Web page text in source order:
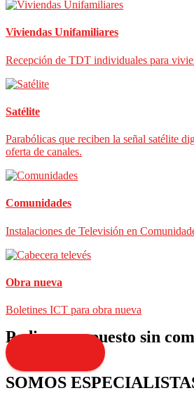
Viviendas Unifamiliares
Recepción de TDT individuales para
Satélite
Parabólicas que reciben la señal satélite
oferta de canales.
Comunidades
Instalaciones de Televisión en
Obra nueva
Boletines ICT para obra nueva
Pedir presupuesto sin
SOMOS